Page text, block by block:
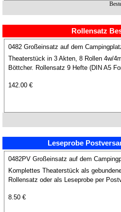
Rollensatz
0482 Großeinsatz auf dem
Theaterstück in 3 Akten, 8 Rollen 4w/
Böttcher. Rollensatz 9 Hefte (DIN A5
142.00 €
Leseprobe
0482PV Großeinsatz auf dem
Komplettes Theaterstück als
Rollensatz oder als Leseprobe per
8.50 €